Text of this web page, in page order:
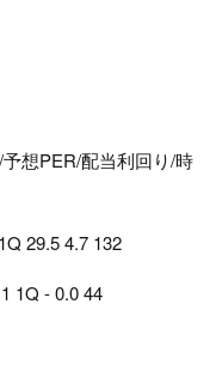
想PER/配当利回り/時
29.5 4.7 132
1Q - 0.0 44